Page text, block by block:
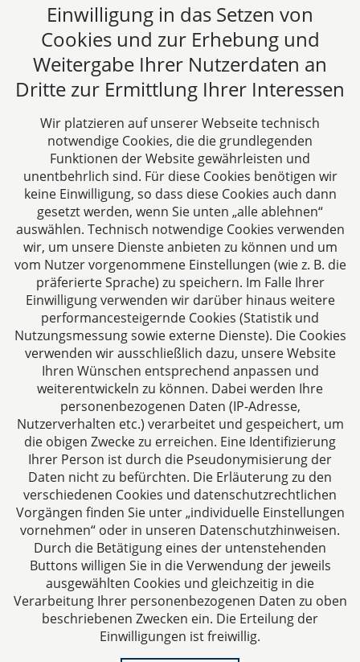
24.05.2023
Beitrag lesen
Zurück 1 Weiter
CTC LEGAL
Aachen
Jülicher Straße 215
52070 Aachen
Deutschland
Tel: +49 241 94621-0
Fax: +49 241 94621-111
E-Mail:kanzlei@dhk-law.com
Über uns
Ihre Ansprechpartner für Fragen rund um
Gesellschaftsrecht, Steuergestaltung und
Vertragsrecht.
Impressum
Datenschutzerklärung
Einwilligung in das Setzen von
Cookies und zur Erhebung und
Weitergabe Ihrer Nutzerdaten an
Dritte zur Ermittlung Ihrer Interessen
Wir platzieren auf unserer Webseite technisch
notwendige Cookies, die die grundlegenden
Funktionen der Website gewährleisten und
unentbehrlich sind. Für diese Cookies benötigen wir
keine Einwilligung, so dass diese Cookies auch dann
gesetzt werden, wenn Sie unten „alle ablehnen“
auswählen. Technisch notwendige Cookies verwenden
wir, um unsere Dienste anbieten zu können und um
vom Nutzer vorgenommene Einstellungen (wie z. B. die
präferierte Sprache) zu speichern. Im Falle Ihrer
Einwilligung verwenden wir darüber hinaus weitere
performancesteigernde Cookies (Statistik und
Nutzungsmessung sowie externe Dienste). Die Cookies
verwenden wir ausschließlich dazu, unsere Website
Ihren Wünschen entsprechend anpassen und
weiterentwickeln zu können. Dabei werden Ihre
personenbezogenen Daten (IP-Adresse,
Nutzerverhalten etc.) verarbeitet und gespeichert, um
die obigen Zwecke zu erreichen. Eine Identifizierung
Ihrer Person ist durch die Pseudonymisierung der
Daten nicht zu befürchten. Die Erläuterung zu den
verschiedenen Cookies und datenschutzrechtlichen
Vorgängen finden Sie unter „individuelle Einstellungen
vornehmen“ oder in unseren Datenschutzhinweisen.
Durch die Betätigung eines der untenstehenden
Buttons willigen Sie in die Verwendung der jeweils
ausgewählten Cookies und gleichzeitig in die
Verarbeitung Ihrer personenbezogenen Daten zu oben
beschriebenen Zwecken ein. Die Erteilung der
Einwilligungen ist freiwillig.